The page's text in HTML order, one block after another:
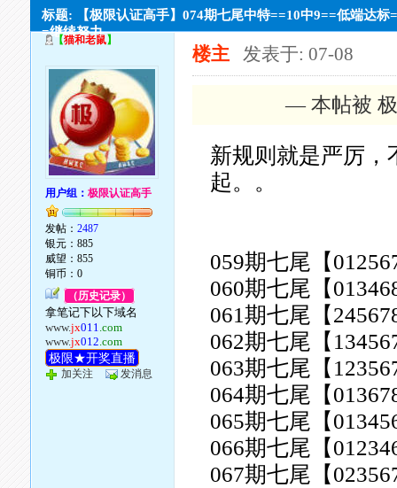
标题: 【极限认证高手】074期七尾中特==10中9==低端达标
=继续努力
【猫和老鼠】
用户组：极限认证高手
发帖：2487
银元：885
威望：855
铜币：0
（历史记录）
拿笔记下以下域名
www.jx011.com
www.jx012.com
极限★开奖直播
加关注 发消息
楼主 发表于: 07-08
— 本帖被
新规则就是严厉，
起。。
059期七尾【
060期七尾【
061期七尾【
062期七尾【
063期七尾【
064期七尾【
065期七尾【
066期七尾【
067期七尾【